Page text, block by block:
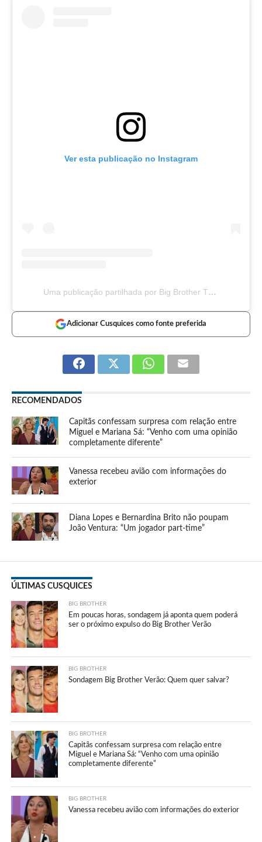
Ver esta publicação no Instagram
Uma publicação partilhada por Big Brother TVI (@bigbrothertvi)
Adicionar Cusquices como fonte preferida
RECOMENDADOS
Capitãs confessam surpresa com relação entre
Miguel e Mariana Sá: “Venho com uma opinião
completamente diferente”
Vanessa recebeu avião com informações do
exterior
Diana Lopes e Bernardina Brito não poupam
João Ventura: “Um jogador part-time”
ÚLTIMAS CUSQUICES
BIG BROTHER
Em poucas horas, sondagem já aponta quem poderá
ser o próximo expulso do Big Brother Verão
BIG BROTHER
Sondagem Big Brother Verão: Quem quer salvar?
BIG BROTHER
Capitãs confessam surpresa com relação entre
Miguel e Mariana Sá: “Venho com uma opinião
completamente diferente”
BIG BROTHER
Vanessa recebeu avião com informações do exterior